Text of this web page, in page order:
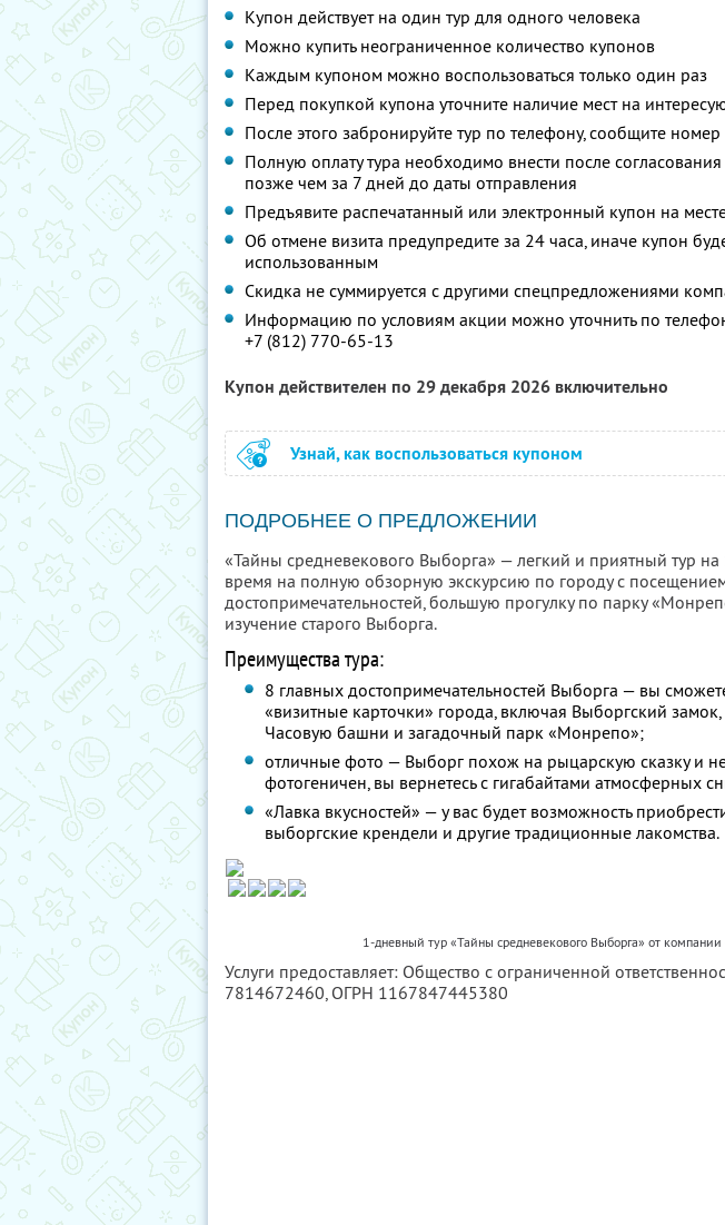
Купон действует на один тур для одного человека
Можно купить неограниченное количество купонов
Каждым купоном можно воспользоваться только один раз
Перед покупкой купона уточните наличие мест на
После этого забронируйте тур по телефону, сообщите
Полную оплату тура необходимо внести после
позже чем за 7 дней до даты отправления
Предъявите распечатанный или электронный купон на
Об отмене визита предупредите за 24 часа, иначе купон
использованным
Скидка не суммируется с другими спецпредложениями
Информацию по условиям акции можно уточнить по
+7 (812) 770-65-13
Купон действителен по 29 декабря 2026 включительно
Узнай, как воспользоваться купоном
ПОДРОБНЕЕ О ПРЕДЛОЖЕНИИ
«Тайны средневекового Выборга» — легкий и приятный тур на
время на полную обзорную экскурсию по городу с
достопримечательностей, большую прогулку по парку
изучение старого Выборга.
Преимущества тура:
8 главных достопримечательностей Выборга — вы
«визитные карточки» города, включая Выборгский замок,
Часовую башни и загадочный парк «Монрепо»;
отличные фото — Выборг похож на рыцарскую сказку и
фотогеничен, вы вернетесь с гигабайтами атмосферных
«Лавка вкусностей» — у вас будет возможность
выборгские крендели и другие традиционные лакомства.
1-дневный тур «Тайны средневекового Выборга» от
Услуги предоставляет: Общество с ограниченной
7814672460, ОГРН 1167847445380